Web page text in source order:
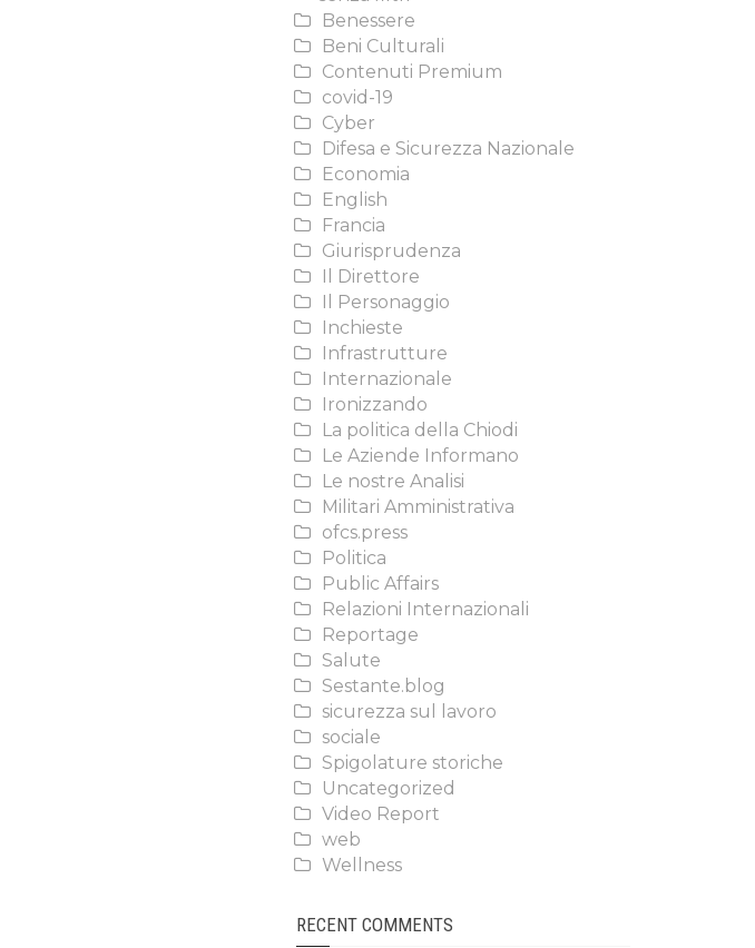
Benessere
Beni Culturali
Contenuti Premium
covid-19
Cyber
Difesa e Sicurezza Nazionale
Economia
English
Francia
Giurisprudenza
Il Direttore
Il Personaggio
Inchieste
Infrastrutture
Internazionale
Ironizzando
La politica della Chiodi
Le Aziende Informano
Le nostre Analisi
Militari Amministrativa
ofcs.press
Politica
Public Affairs
Relazioni Internazionali
Reportage
Salute
Sestante.blog
sicurezza sul lavoro
sociale
Spigolature storiche
Uncategorized
Video Report
web
Wellness
RECENT COMMENTS